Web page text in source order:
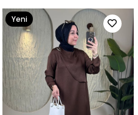
Yeni
Ürün